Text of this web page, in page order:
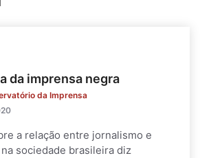
da imprensa negra
da Imprensa
a relação entre jornalismo e
sociedade brasileira diz